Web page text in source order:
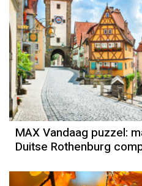
MAX Vandaag puzzel:
Duitse Rothenburg